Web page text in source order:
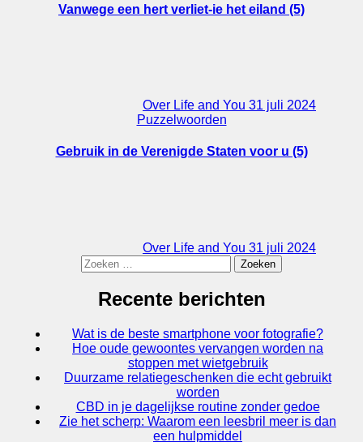
Vanwege een hert verliet-ie het eiland (5)
Over Life and You 31 juli 2024
Puzzelwoorden
Gebruik in de Verenigde Staten voor u (5)
Over Life and You 31 juli 2024
Zoeken
naar:
Recente berichten
Wat is de beste smartphone voor fotografie?
Hoe oude gewoontes vervangen worden na
stoppen met wietgebruik
Duurzame relatiegeschenken die echt gebruikt
worden
CBD in je dagelijkse routine zonder gedoe
Zie het scherp: Waarom een leesbril meer is dan
een hulpmiddel